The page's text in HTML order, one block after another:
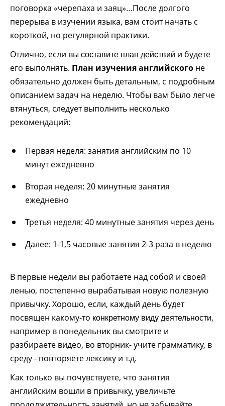
поговорка «черепаха и заяц»…После долгого
перерыва в изучении языка, вам стоит начать с
короткой, но регулярной практики.
Отлично, если вы составите план действий и будете
его выполнять. План изучения английского не
обязательно должен быть детальным, с подробным
описанием задач на неделю. Чтобы вам было легче
втянуться, следует выполнить несколько
рекомендаций:
Первая неделя: занятия английским по 10
минут ежедневно
Вторая неделя: 20 минутные занятия
ежедневно
Третья неделя: 40 минутные занятия через день
Далее: 1-1,5 часовые занятия 2-3 раза в неделю
В первые недели вы работаете над собой и своей
ленью, постепенно вырабатывая новую полезную
привычку. Хорошо, если, каждый день будет
посвящен какому-то конкретному виду деятельности,
например в понедельник вы смотрите и
разбираете видео, во вторник- учите грамматику, в
среду - повторяете лексику и т.д.
Как только вы почувствуете, что занятия
английским вошли в привычку, увеличьте